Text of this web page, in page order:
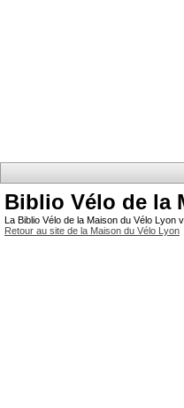
Biblio Vélo de la
La Biblio Vélo de la Maison du Vélo
Retour au site de la Maison du Vélo Lyon